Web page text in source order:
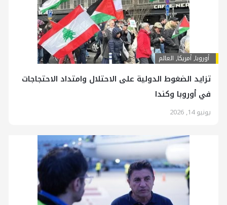
أوروبا,أمريكا, العالم
تزايد الضغوط الدولية على الاحتلال وامتداد الاحتجاجات
في أوروبا وكندا
يونيو 14, 2026